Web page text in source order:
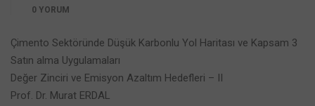
0 YORUM
Çimento Sektöründe Düşük Karbonlu Yol Haritası ve Kapsam 3
Satın alma Uygulamaları
Değer Zinciri ve Emisyon Azaltım Hedefleri – II
Prof. Dr. Murat ERDAL